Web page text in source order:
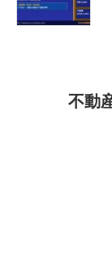
不動